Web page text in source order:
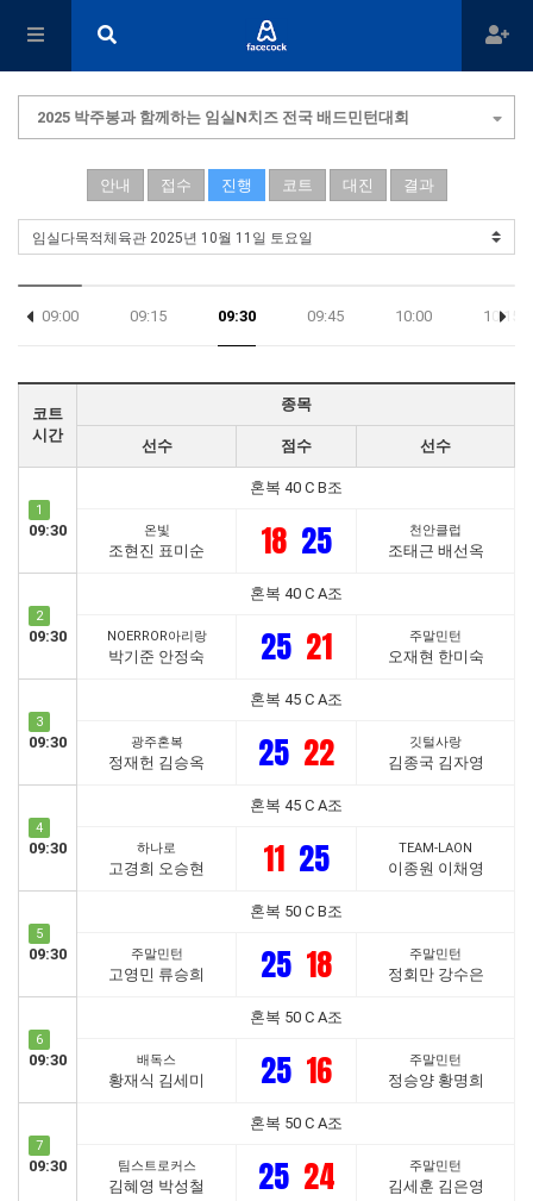
2025 박주봉과 함께하는 임실N치즈 전국 배드민턴대회
안내 접수 진행 코트 대진 결과
09:00 09:15 09:30 09:45 10:00 10:15
코트
시간
종목
선수 점수 선수
1
09:30
혼복 40 C B조
온빛
조현진 표미순 18 25 천안클럽
조태근 배선옥
2
09:30
혼복 40 C A조
NOERROR아리랑
박기준 안정숙 25 21 주말민턴
오재현 한미숙
3
09:30
혼복 45 C A조
광주혼복
정재헌 김승옥 25 22 깃털사랑
김종국 김자영
4
09:30
혼복 45 C A조
하나로
고경희 오승현 11 25 TEAM-LAON
이종원 이채영
5
09:30
혼복 50 C B조
주말민턴
고영민 류승희 25 18 주말민턴
정회만 강수은
6
09:30
혼복 50 C A조
배독스
황재식 김세미 25 16 주말민턴
정승양 황명희
7
09:30
혼복 50 C A조
팀스트로커스
김혜영 박성철 25 24 주말민턴
김세훈 김은영